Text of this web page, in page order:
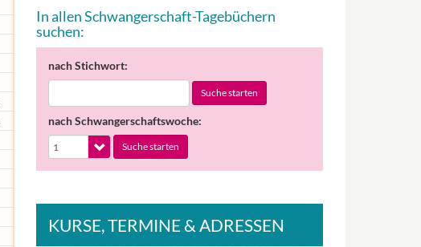
In allen Schwangerschaft-Tagebüchern
suchen:
nach Stichwort:
Suche starten
nach Schwangerschaftswoche:
Suche starten
KURSE, TERMINE & ADRESSEN